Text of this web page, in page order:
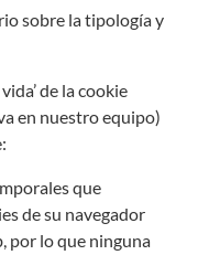
sobre la tipología y
de la cookie
en nuestro equipo)
que
de su navegador
por lo que ninguna